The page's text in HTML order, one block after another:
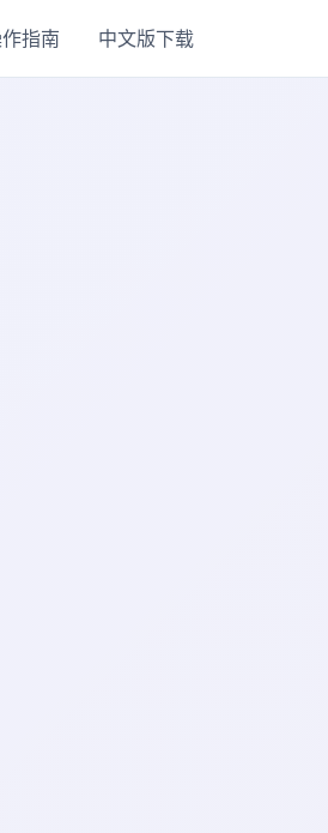
指南 中文版下载